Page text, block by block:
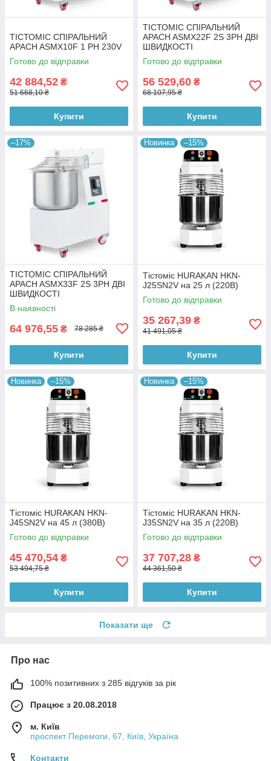
ТІСТОМІС СПІРАЛЬНИЙ
APACH ASMX10F 1 PH 230V
Готово до відправки
42 884,52 ₴
51 668,10 ₴
Купити
ТІСТОМІС СПІРАЛЬНИЙ
APACH ASMX22F 2S 3PH ДВІ
ШВИДКОСТІ
Готово до відправки
56 529,60 ₴
68 107,95 ₴
Купити
–17%
ТІСТОМІС СПІРАЛЬНИЙ
APACH ASMX33F 2S 3PH ДВІ
ШВИДКОСТІ
В наявності
64 976,55 ₴ 78 285 ₴
Купити
Новинка –15%
Тістоміс HURAKAN HKN-
J25SN2V на 25 л (220B)
Готово до відправки
35 267,39 ₴
41 491,05 ₴
Купити
Новинка –15%
Тістоміс HURAKAN HKN-
J45SN2V на 45 л (380B)
Готово до відправки
45 470,54 ₴
53 494,75 ₴
Купити
Новинка –15%
Тістоміс HURAKAN HKN-
J35SN2V на 35 л (220B)
Готово до відправки
37 707,28 ₴
44 361,50 ₴
Купити
Показати ще
Про нас
100% позитивних з 285 відгуків за рік
Працює з 20.08.2018
м. Київ
проспект Перемоги, 67, Київ, Україна
Контакти